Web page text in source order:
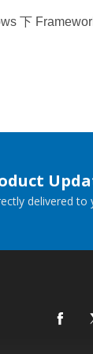
下
delivered to